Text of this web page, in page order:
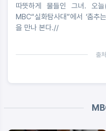
따뜻하게 물들인 그녀. 오
MBC“실화탐사대”에서 ‘춤추
을 만나 본다.//
출